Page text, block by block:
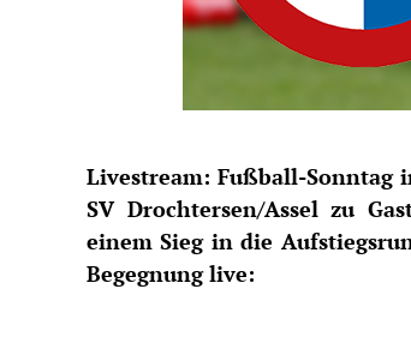
Livestream: Fußball-Sonntag
SV Drochtersen/Assel zu
einem Sieg in die
Begegnung live: